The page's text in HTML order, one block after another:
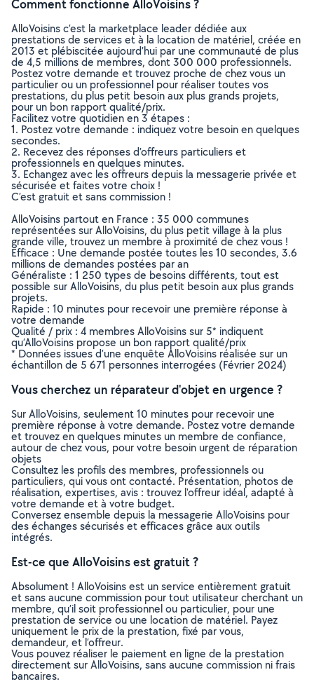
Comment fonctionne AlloVoisins ?
AlloVoisins c’est la marketplace leader dédiée aux
prestations de services et à la location de matériel, créée en
2013 et plébiscitée aujourd’hui par une communauté de plus
de 4,5 millions de membres, dont 300 000 professionnels.
Postez votre demande et trouvez proche de chez vous un
particulier ou un professionnel pour réaliser toutes vos
prestations, du plus petit besoin aux plus grands projets,
pour un bon rapport qualité/prix.
Facilitez votre quotidien en 3 étapes :
1. Postez votre demande : indiquez votre besoin en quelques
secondes.
2. Recevez des réponses d’offreurs particuliers et
professionnels en quelques minutes.
3. Echangez avec les offreurs depuis la messagerie privée et
sécurisée et faites votre choix !
C’est gratuit et sans commission !
AlloVoisins partout en France : 35 000 communes
représentées sur AlloVoisins, du plus petit village à la plus
grande ville, trouvez un membre à proximité de chez vous !
Efficace : Une demande postée toutes les 10 secondes, 3.6
millions de demandes postées par an
Généraliste : 1 250 types de besoins différents, tout est
possible sur AlloVoisins, du plus petit besoin aux plus grands
projets.
Rapide : 10 minutes pour recevoir une première réponse à
votre demande
Qualité / prix : 4 membres AlloVoisins sur 5* indiquent
qu’AlloVoisins propose un bon rapport qualité/prix
* Données issues d’une enquête AlloVoisins réalisée sur un
échantillon de 5 671 personnes interrogées (Février 2024)
Vous cherchez un réparateur d'objet en urgence ?
Sur AlloVoisins, seulement 10 minutes pour recevoir une
première réponse à votre demande. Postez votre demande
et trouvez en quelques minutes un membre de confiance,
autour de chez vous, pour votre besoin urgent de réparation
objets
Consultez les profils des membres, professionnels ou
particuliers, qui vous ont contacté. Présentation, photos de
réalisation, expertises, avis : trouvez l'offreur idéal, adapté à
votre demande et à votre budget.
Conversez ensemble depuis la messagerie AlloVoisins pour
des échanges sécurisés et efficaces grâce aux outils
intégrés.
Est-ce que AlloVoisins est gratuit ?
Absolument ! AlloVoisins est un service entièrement gratuit
et sans aucune commission pour tout utilisateur cherchant un
membre, qu’il soit professionnel ou particulier, pour une
prestation de service ou une location de matériel. Payez
uniquement le prix de la prestation, fixé par vous,
demandeur, et l’offreur.
Vous pouvez réaliser le paiement en ligne de la prestation
directement sur AlloVoisins, sans aucune commission ni frais
bancaires.